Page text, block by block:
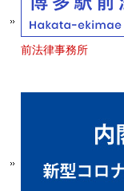
前法律事務所